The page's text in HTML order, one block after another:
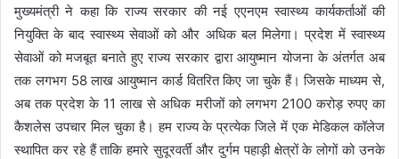
मुख्यमंत्री ने कहा कि राज्य सरकार की नई एएनएम स्वास्थ्य कार्यकर्ताओं की
नियुक्ति के बाद स्वास्थ्य सेवाओं को और अधिक बल मिलेगा। प्रदेश में स्वास्थ्य
सेवाओं को मजबूत बनाते हुए राज्य सरकार द्वारा आयुष्मान योजना के अंतर्गत अब
तक लगभग 58 लाख आयुष्मान कार्ड वितरित किए जा चुके हैं। जिसके माध्यम से,
अब तक प्रदेश के 11 लाख से अधिक मरीजों को लगभग 2100 करोड़ रुपए का
कैशलेस उपचार मिल चुका है। हम राज्य के प्रत्येक जिले में एक मेडिकल कॉलेज
स्थापित कर रहे हैं ताकि हमारे सुदूरवर्ती और दुर्गम पहाड़ी क्षेत्रों के लोगों को उनके